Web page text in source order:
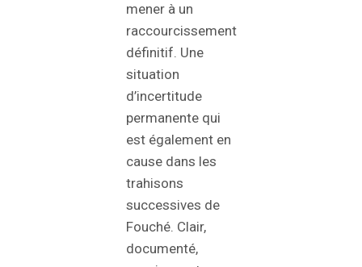
mener à un
raccourcissement
définitif. Une
situation
d’incertitude
permanente qui
est également en
cause dans les
trahisons
successives de
Fouché. Clair,
documenté,